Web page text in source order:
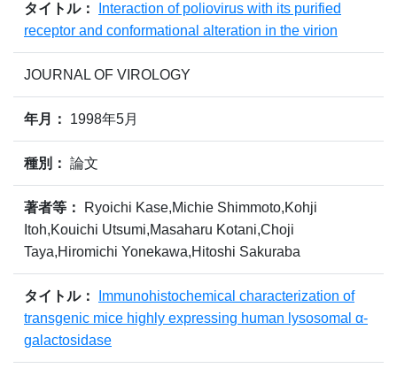
タイトル：
Interaction of poliovirus with its purified
receptor and conformational alteration in the virion
JOURNAL OF VIROLOGY
年月： 1998年5月
種別： 論文
著者等：
Ryoichi Kase,Michie Shimmoto,Kohji
Itoh,Kouichi Utsumi,Masaharu Kotani,Choji
Taya,Hiromichi Yonekawa,Hitoshi Sakuraba
タイトル：
Immunohistochemical characterization of
transgenic mice highly expressing human lysosomal α-
galactosidase